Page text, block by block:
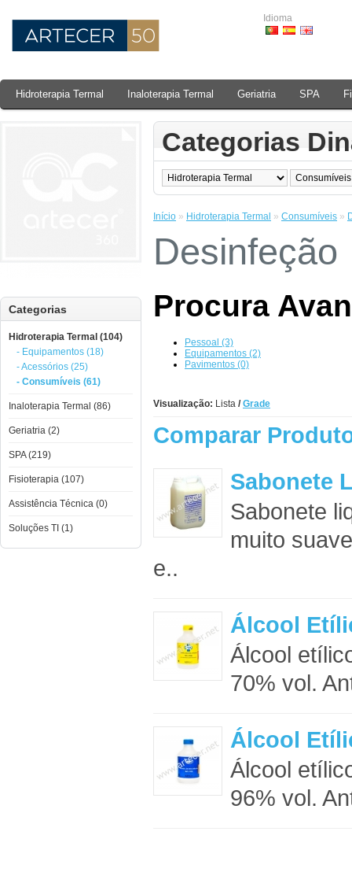
Idioma
Hidroterapia Termal Inaloterapia Termal Geriatria SPA
Categorias
Hidroterapia Termal (104)
- Equipamentos (18)
- Acessórios (25)
- Consumíveis (61)
Inaloterapia Termal (86)
Geriatria (2)
SPA (219)
Fisioterapia (107)
Assistência Técnica (0)
Soluções TI (1)
Categorias
Início » Hidroterapia Termal » Consumíveis »
Desinfeção
Procura
Pessoal (3)
Equipamentos (2)
Pavimentos (0)
Visualização: Lista / Grade
Comparar
Sabonete
Sabonete
muito
e..
Álcool
Álcool
70% vol.
Álcool
Álcool
96% vol.